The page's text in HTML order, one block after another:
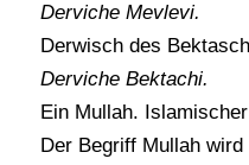
Derviche Mevlevi.
Derwisch des
Derviche Bektachi.
Ein Mullah.
Der Begriff Mullah